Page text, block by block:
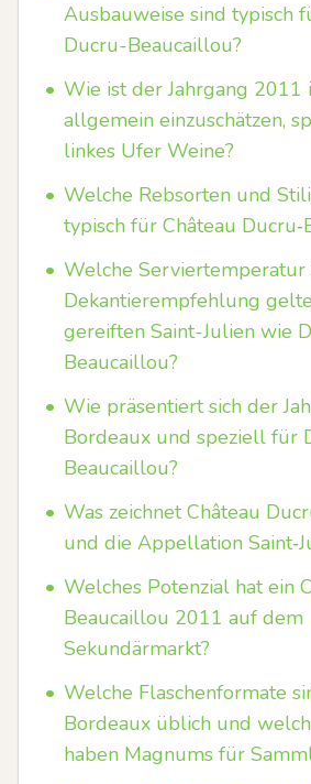
Ausbauweise sind typisch
Ducru-Beaucaillou?
• Wie ist der Jahrgang 2011
allgemein einzuschätzen,
linkes Ufer Weine?
• Welche Rebsorten und
typisch für Château
• Welche Serviertemperatur
Dekantierempfehlung
gereiften Saint-Julien wie
Beaucaillou?
• Wie präsentiert sich der
Bordeaux und speziell für
Beaucaillou?
• Was zeichnet Château
und die Appellation
• Welches Potenzial hat ein
Beaucaillou 2011 auf dem
Sekundärmarkt?
• Welche Flaschenformate
Bordeaux üblich und
haben Magnums für